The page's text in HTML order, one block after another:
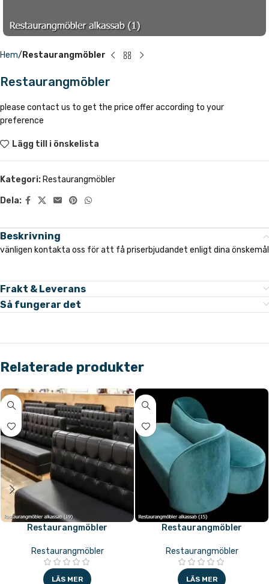
Hem Restaurangmöbler
Restaurangmöbler
please contact us to get the price offer according to your
preference
Lägg till i önskelista
Kategori: Restaurangmöbler
Dela:
Beskrivning
vänligen kontakta oss för att få priserbjudandet enligt dina önskemål
Frakt & Leverans
Så fungerar det
Relaterade produkter
Restaurangmöbler
Restaurangmöbler
LÄS MER
Restaurangmöbler
Restaurangmöbler
LÄS MER